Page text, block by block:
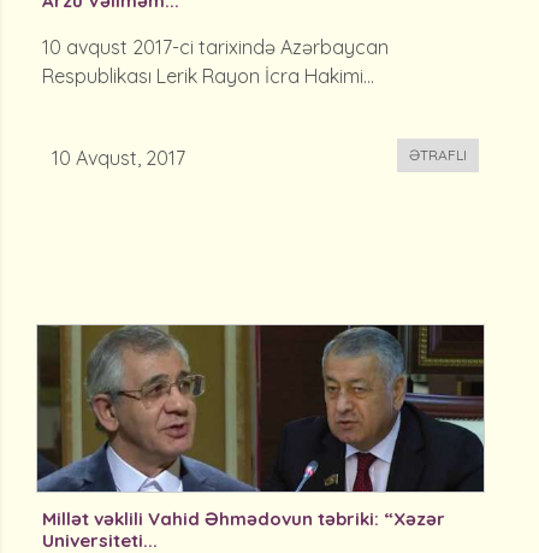
10 avqust 2017-ci tarixində Azərbaycan
Respublikası Lerik Rayon İcra Hakimi...
10 Avqust, 2017 ƏTRAFLI
Millət vəklili Vahid Əhmədovun təbriki: “Xəzər
Universiteti...